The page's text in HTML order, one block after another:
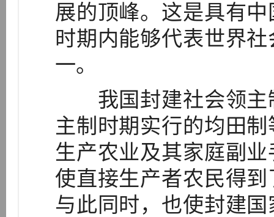
展的顶峰。这是具有
时期内能够代表世界
一。
我国封建社会领主
主制时期实行的均田
生产农业及其家庭副
使直接生产者农民得
与此同时，也使封建